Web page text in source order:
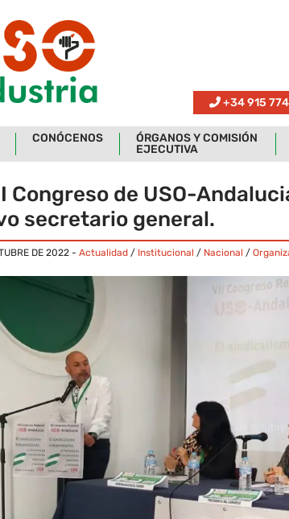
+34 915 774
CONÓCENOS
ÓRGANOS Y COMISIÓN
EJECUTIVA
Congreso de USO-
secretario general.
DE 2022 - Actualidad / Institucional / Nacional /